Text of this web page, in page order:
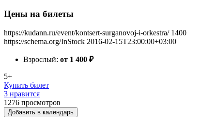
Цены на билеты
https://kudann.ru/event/kontsert-surganovoj-i-orkestra/ 1400
https://schema.org/InStock 2016-02-15T23:00:00+03:00
Взрослый: от 1 400 ₽
5+
Купить билет
3 нравится
1276 просмотров
Добавить в календарь